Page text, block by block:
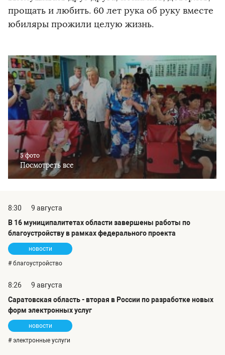
прощать и любить. 60 лет рука об руку вместе
юбиляры прожили целую жизнь.
5 фото
Посмотреть все
8:30
9 августа
В 16 муниципалитетах области завершены работы по
благоустройству в рамках федерального проекта
новости
# благоустройство
8:26
9 августа
Саратовская область - вторая в России по разработке новых
форм электронных услуг
новости
# электронные услуги